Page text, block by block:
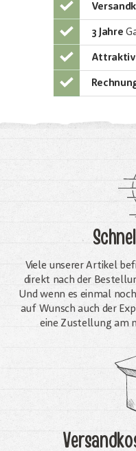
3 Jahre
Viele unserer Artikel
direkt nach der
Und wenn es einmal
auf Wunsch auch der
eine Zustellung am